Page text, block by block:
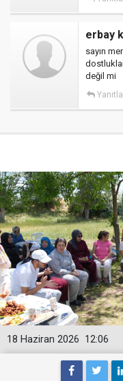
erbay
sayın
değil mi
Yanıtla
12:06
18 Haziran 2026